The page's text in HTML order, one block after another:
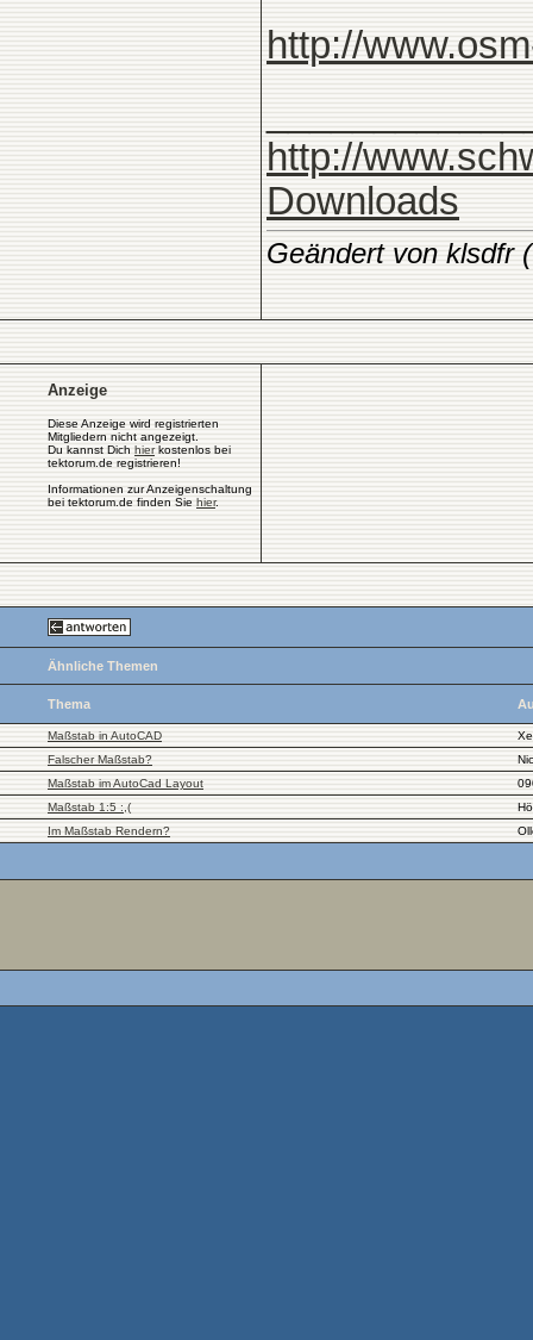
http://
http://
Downloads
Geändert von klsdfr
Anzeige
Diese Anzeige wird registrierten
Mitgliedern nicht angezeigt.
Du kannst Dich hierkostenlos bei
tektorum.de registrieren!
Informationen zur Anzeigenschaltung
bei tektorum.de finden Sie hier.
Ähnliche Themen
Thema
Maßstab in AutoCAD
Falscher Maßstab?
Maßstab im AutoCad Layout
Maßstab 1:5 :,(
Im Maßstab Rendern?